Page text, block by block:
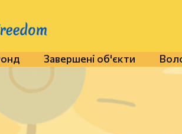
Завершені об'єкти